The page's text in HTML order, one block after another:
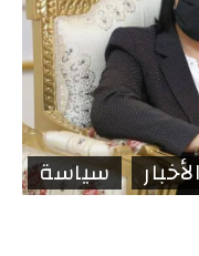
الأخبار سياسة